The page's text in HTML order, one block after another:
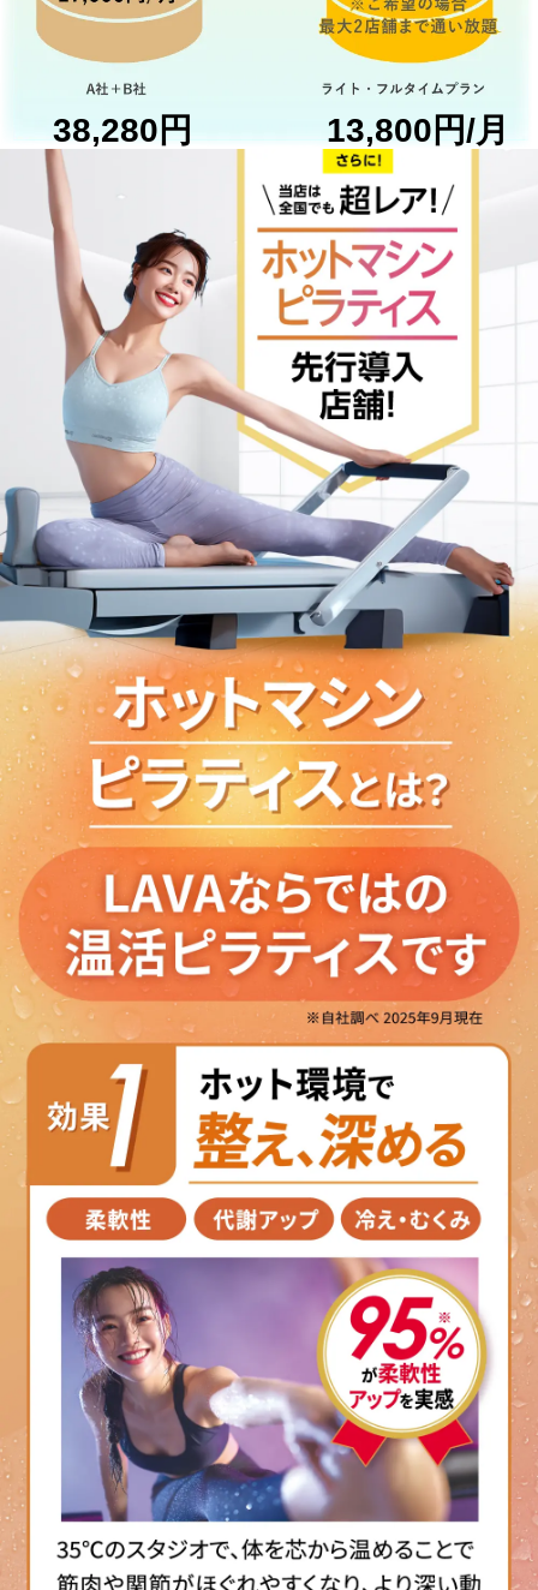
38,280円 13,800円/月